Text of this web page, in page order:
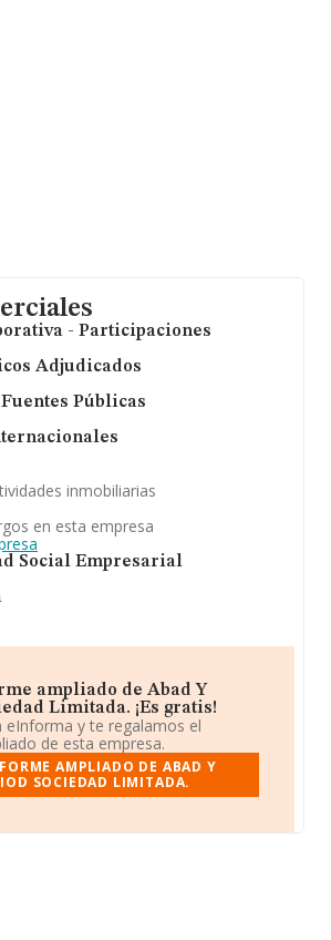
- Participaciones
Adjudicados
Públicas
inmobiliarias
en esta empresa
Social Empresarial
ampliado de Abad Y
Limitada. ¡Es gratis!
eInforma y te regalamos el
de esta empresa.
AMPLIADO DE ABAD Y
SOCIEDAD LIMITADA.